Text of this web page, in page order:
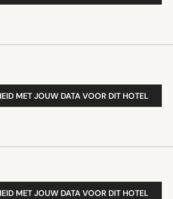
MET JOUW DATA VOOR DIT HOTEL
MET JOUW DATA VOOR DIT HOTEL